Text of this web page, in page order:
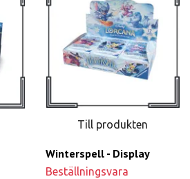
Till produkten
Winterspell - Display
Beställningsvara